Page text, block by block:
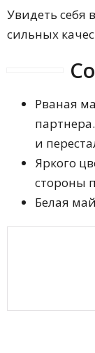
Увидеть себя
сильных
Рваная
и
Яркого
стороны
Белая